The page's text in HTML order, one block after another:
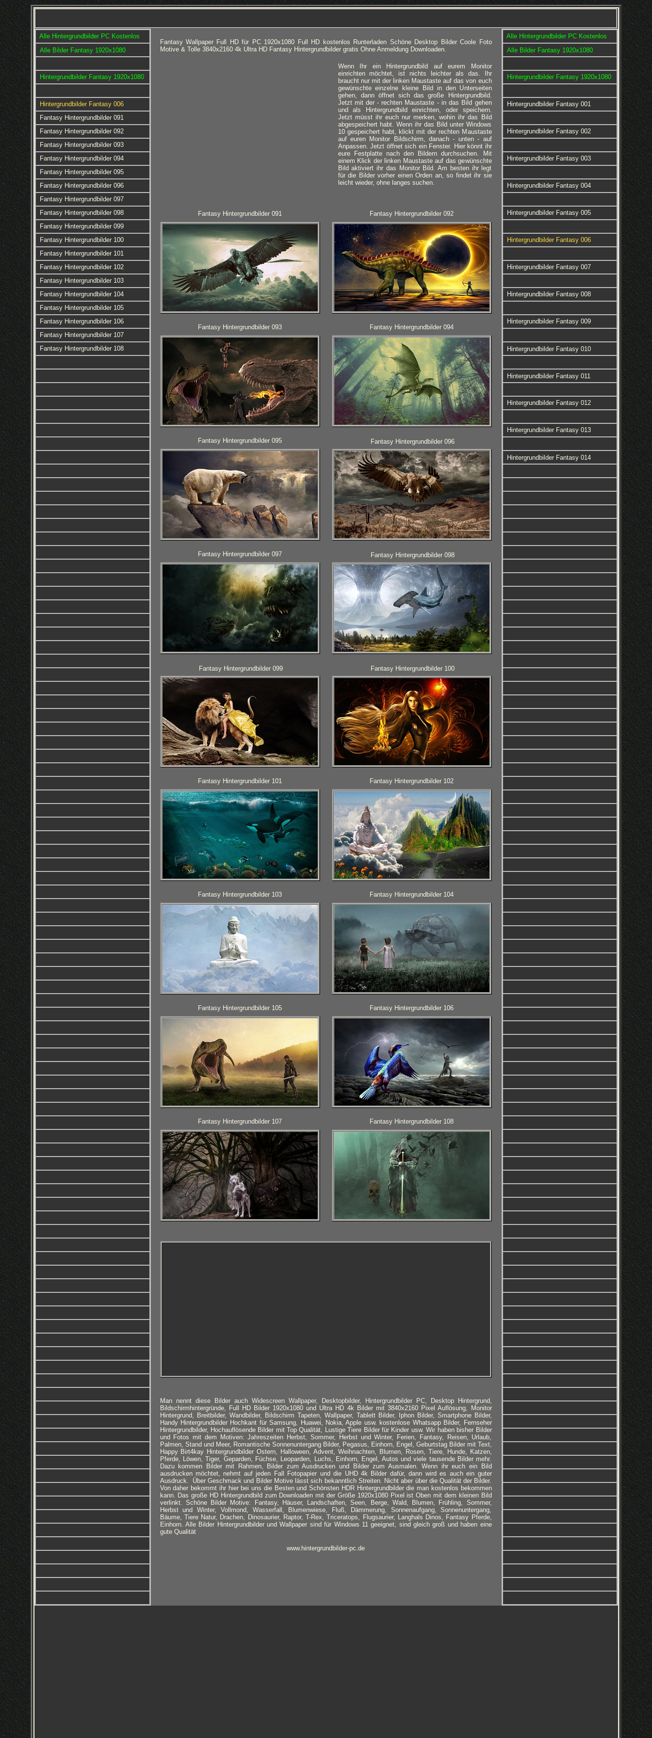
Alle Hintergrundbilder PC Kostenlos
Alle Bilder Fantasy 1920x1080
Hintergrundbilder Fantasy 1920x1080
Hintergrundbilder Fantasy 006
Fantasy Hintergrundbilder 091
Fantasy Hintergrundbilder 092
Fantasy Hintergrundbilder 093
Fantasy Hintergrundbilder 094
Fantasy Hintergrundbilder 095
Fantasy Hintergrundbilder 096
Fantasy Hintergrundbilder 097
Fantasy Hintergrundbilder 098
Fantasy Hintergrundbilder 099
Fantasy Hintergrundbilder 100
Fantasy Hintergrundbilder 101
Fantasy Hintergrundbilder 102
Fantasy Hintergrundbilder 103
Fantasy Hintergrundbilder 104
Fantasy Hintergrundbilder 105
Fantasy Hintergrundbilder 106
Fantasy Hintergrundbilder 107
Fantasy Hintergrundbilder 108
Fantasy Wallpaper Full HD für PC 1920x1080 Full HD kostenlos Runterladen Schöne Desktop Bilder Coole Foto
Motive & Tolle 3840x2160 4k Ultra HD Fantasy Hintergrundbilder gratis Ohne Anmeldung Downloaden.
Wenn Ihr ein Hintergrundbild auf eurem Monitor
einrichten möchtet, ist nichts leichter als das. Ihr
braucht nur mit der linken Maustaste auf das von euch
gewünschte einzelne kleine Bild in den Unterseiten
gehen, dann öffnet sich das große Hintergrundbild.
Jetzt mit der - rechten Maustaste - in das Bild gehen
und als Hintergrundbild einrichten, oder speichern.
Jetzt müsst ihr euch nur merken, wohin ihr das Bild
abgespeichert habt. Wenn ihr das Bild unter Windows
10 gespeichert habt, klickt mit der rechten Maustaste
auf euren Monitor Bildschirm, danach - unten - auf
Anpassen. Jetzt öffnet sich ein Fenster. Hier könnt ihr
eure Festplatte nach den Bildern durchsuchen. Mit
einem Klick der linken Maustaste auf das gewünschte
Bild aktiviert ihr das Monitor Bild. Am besten ihr legt
für die Bilder vorher einen Orden an, so findet ihr sie
leicht wieder, ohne langes suchen.
Fantasy Hintergrundbilder 091 Fantasy Hintergrundbilder 092
Fantasy Hintergrundbilder 093 Fantasy Hintergrundbilder 094
Fantasy Hintergrundbilder 095 Fantasy Hintergrundbilder 096
Fantasy Hintergrundbilder 097 Fantasy Hintergrundbilder 098
Fantasy Hintergrundbilder 099 Fantasy Hintergrundbilder 100
Fantasy Hintergrundbilder 101 Fantasy Hintergrundbilder 102
Fantasy Hintergrundbilder 103 Fantasy Hintergrundbilder 104
Fantasy Hintergrundbilder 105 Fantasy Hintergrundbilder 106
Fantasy Hintergrundbilder 107 Fantasy Hintergrundbilder 108
Man nennt diese Bilder auch Widescreen Wallpaper, Desktopbilder, Hintergrundbilder PC, Desktop Hintergrund,
Bildschirmhintergründe, Full HD Bilder 1920x1080 und Ultra HD 4k Bilder mit 3840x2160 Pixel Auflösung, Monitor
Hintergrund, Breitbilder, Wandbilder, Bildschirm Tapeten, Wallpaper, Tablett Bilder, Iphon Bilder, Smartphone Bilder,
Handy Hintergrundbilder Hochkant für Samsung, Huawei, Nokia, Apple usw. kostenlose Whatsapp Bilder, Fernseher
Hintergrundbilder, Hochauflösende Bilder mit Top Qualität, Lustige Tiere Bilder für Kinder usw. Wir haben bisher Bilder
und Fotos mit dem Motiven: Jahreszeiten Herbst, Sommer, Herbst und Winter, Ferien, Fantasy, Reisen, Urlaub,
Palmen, Stand und Meer, Romantische Sonnenuntergang Bilder, Pegasus, Einhorn, Engel, Geburtstag Bilder mit Text,
Happy Birt4kay Hintergrundbilder Ostern, Halloween, Advent, Weihnachten, Blumen, Rosen, Tiere, Hunde, Katzen,
Pferde, Löwen, Tiger, Geparden, Füchse, Leoparden, Luchs, Einhorn, Engel, Autos und viele tausende Bilder mehr.
Dazu kommen Bilder mit Rahmen, Bilder zum Ausdrucken und Bilder zum Ausmalen. Wenn ihr euch ein Bild
ausdrucken möchtet, nehmt auf jeden Fall Fotopapier und die UHD 4k Bilder dafür, dann wird es auch ein guter
Ausdruck. Über Geschmack und Bilder Motive lässt sich bekanntlich Streiten. Nicht aber über die Qualität der Bilder.
Von daher bekommt ihr hier bei uns die Besten und Schönsten HDR Hintergrundbilder die man kostenlos bekommen
kann. Das große HD Hintergrundbild zum Downloaden mit der Größe 1920x1080 Pixel ist Oben mit dem kleinen Bild
verlinkt. Schöne Bilder Motive: Fantasy, Häuser, Landschaften, Seen, Berge, Wald, Blumen, Frühling, Sommer,
Herbst und Winter, Vollmond, Wasserfall, Blumenwiese, Fluß, Dämmerung, Sonnenaufgang, Sonnenuntergang,
Bäume, Tiere Natur, Drachen, Dinosaurier, Raptor, T-Rex, Triceratops, Flugsaurier, Langhals Dinos, Fantasy Pferde,
Einhorn. Alle Bilder Hintergrundbilder und Wallpaper sind für Windows 11 geeignet, sind gleich groß und haben eine
gute Qualität
www.hintergrundbilder-pc.de
Alle Hintergrundbilder PC Kostenlos
Alle Bilder Fantasy 1920x1080
Hintergrundbilder Fantasy 1920x1080
Hintergrundbilder Fantasy 001
Hintergrundbilder Fantasy 002
Hintergrundbilder Fantasy 003
Hintergrundbilder Fantasy 004
Hintergrundbilder Fantasy 005
Hintergrundbilder Fantasy 006
Hintergrundbilder Fantasy 007
Hintergrundbilder Fantasy 008
Hintergrundbilder Fantasy 009
Hintergrundbilder Fantasy 010
Hintergrundbilder Fantasy 011
Hintergrundbilder Fantasy 012
Hintergrundbilder Fantasy 013
Hintergrundbilder Fantasy 014